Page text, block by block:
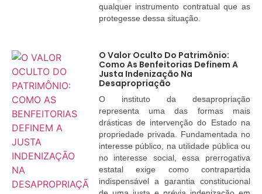
qualquer instrumento contratual que as
protegesse dessa situação.
O Valor Oculto Do Patrimônio:
Como As Benfeitorias Definem A
Justa Indenização Na
Desapropriação
O instituto da desapropriação
representa uma das formas mais
drásticas de intervenção do Estado na
propriedade privada. Fundamentada no
interesse público, na utilidade pública ou
no interesse social, essa prerrogativa
estatal exige como contrapartida
indispensável a garantia constitucional